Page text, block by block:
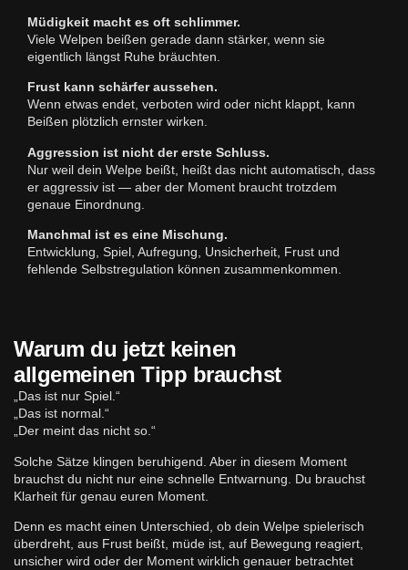
Müdigkeit macht es oft schlimmer.
Viele Welpen beißen gerade dann stärker, wenn sie
eigentlich längst Ruhe bräuchten.
Frust kann schärfer aussehen.
Wenn etwas endet, verboten wird oder nicht klappt, kann
Beißen plötzlich ernster wirken.
Aggression ist nicht der erste Schluss.
Nur weil dein Welpe beißt, heißt das nicht automatisch, dass
er aggressiv ist — aber der Moment braucht trotzdem
genaue Einordnung.
Manchmal ist es eine Mischung.
Entwicklung, Spiel, Aufregung, Unsicherheit, Frust und
fehlende Selbstregulation können zusammenkommen.
Warum du jetzt keinen
allgemeinen Tipp brauchst
„Das ist nur Spiel.“
„Das ist normal.“
„Der meint das nicht so.“
Solche Sätze klingen beruhigend. Aber in diesem Moment
brauchst du nicht nur eine schnelle Entwarnung. Du brauchst
Klarheit für genau euren Moment.
Denn es macht einen Unterschied, ob dein Welpe spielerisch
überdreht, aus Frust beißt, müde ist, auf Bewegung reagiert,
unsicher wird oder der Moment wirklich genauer betrachtet